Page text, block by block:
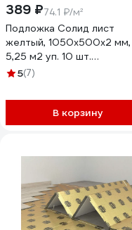
389 ₽74.1 ₽/м²
Подложка Солид лист
желтый, 1050x500x2 мм,
5,25 м2 уп. 10 шт.
4690548024062
5(7)
В корзину